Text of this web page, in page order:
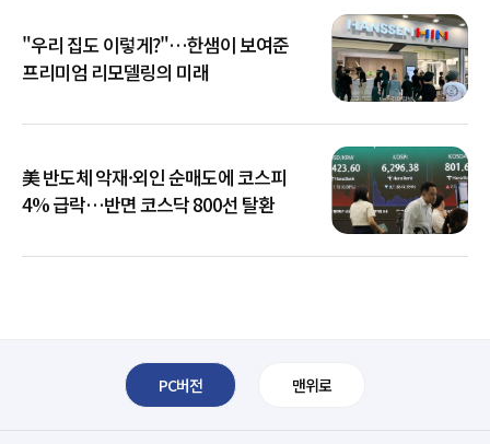
"우리 집도 이렇게?"…한샘이 보여준
프리미엄 리모델링의 미래
美 반도체 악재·외인 순매도에 코스피
4% 급락…반면 코스닥 800선 탈환
PC버전 맨위로